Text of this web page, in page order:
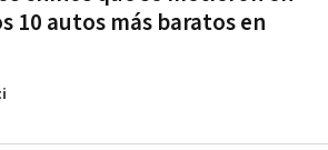
10 autos más baratos en